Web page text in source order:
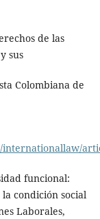
de las
sus
Colombiana de
funcional:
condición social
Laborales,